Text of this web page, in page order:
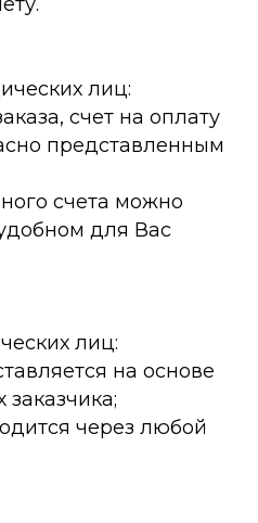
лиц:
счет на оплату
представленным
счета можно
для Вас
лиц:
на основе
через любой